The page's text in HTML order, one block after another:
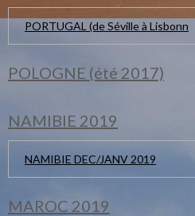
PORTUGAL (de Séville à Lisbonn
POLOGNE (été 2017)
NAMIBIE 2019
NAMIBIE DEC/JANV 2019
MAROC 2019